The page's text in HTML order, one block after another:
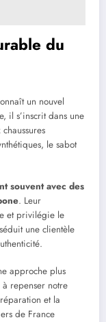
du
un nouvel
il s’inscrit dans une
le sabot
souvent avec des
. Leur
et privilégie le
une clientèle
approche plus
repenser notre
et la
de France